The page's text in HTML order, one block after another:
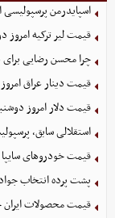
اسپایدرمن
قیمت لیر ترکیه امروز دوشنبه ۱۹
چرا محسن رضایی
قیمت دینار عراق امروز دوشنبه
قیمت دلار امروز دوشنبه ۱۹ مرداد
استقلالی سابق، پرسپولیسی‌ها
قیمت خودرو‌های سایپا امروز
پشت پرده انتخاب
قیمت محصولات ایران خودرو